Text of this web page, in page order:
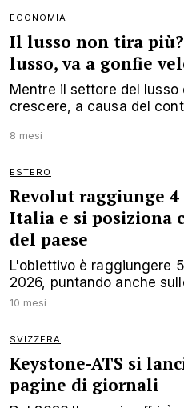
ECONOMIA
Il lusso non tira
lusso, va a gonfie
Mentre il settore del
crescere, a causa del
8 mesi
ESTERO
Revolut raggiunge
Italia e si posiziona
del paese
L'obiettivo è raggiungere
2026, puntando anche
10 mesi
SVIZZERA
Keystone-ATS si
pagine di giornali